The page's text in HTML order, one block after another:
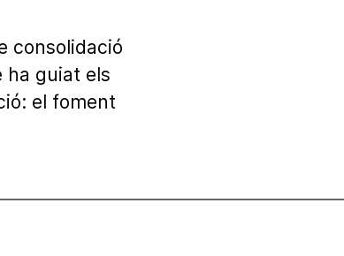
consolidació
ha guiat els
el foment